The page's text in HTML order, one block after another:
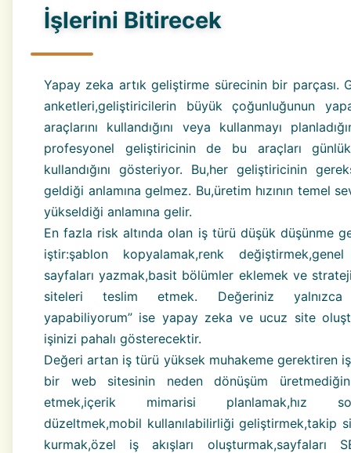
İşlerini Bitirecek
Yapay zeka artık geliştirme sürecinin bir parçası.
anketleri,geliştiricilerin büyük çoğunluğunun
araçlarını kullandığını veya kullanmayı
profesyonel geliştiricinin de bu araçları
kullandığını gösteriyor. Bu,her geliştiricinin
geldiği anlamına gelmez. Bu,üretim hızının temel
yükseldiği anlamına gelir.
En fazla risk altında olan iş türü düşük düşünme
iştir:şablon kopyalamak,renk
sayfaları yazmak,basit bölümler eklemek ve
siteleri teslim etmek. Değeriniz yalnızca
yapabiliyorum” ise yapay zeka ve ucuz site
işinizi pahalı gösterecektir.
Değeri artan iş türü yüksek muhakeme gerektiren
bir web sitesinin neden dönüşüm
etmek,içerik mimarisi planlamak,hız
düzeltmek,mobil kullanılabilirliği geliştirmek,takip
kurmak,özel iş akışları oluşturmak,sayfaları